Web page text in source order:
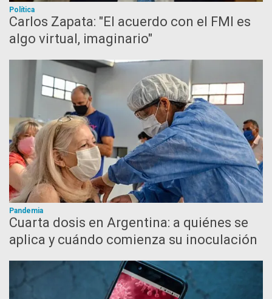
Política
Carlos Zapata: "El acuerdo con el FMI es
algo virtual, imaginario"
Pandemia
Cuarta dosis en Argentina: a quiénes se
aplica y cuándo comienza su inoculación